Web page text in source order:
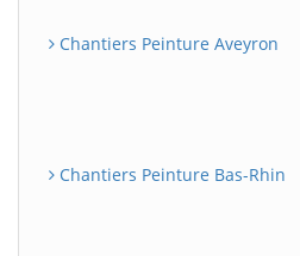
Chantiers Peinture Aveyron
Chantiers Peinture Bas-Rhin